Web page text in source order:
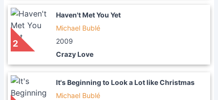
2
Haven't Met You Yet
Michael Bublé
2009
Crazy Love
It's Beginning to Look a Lot like Christmas
Michael Bublé